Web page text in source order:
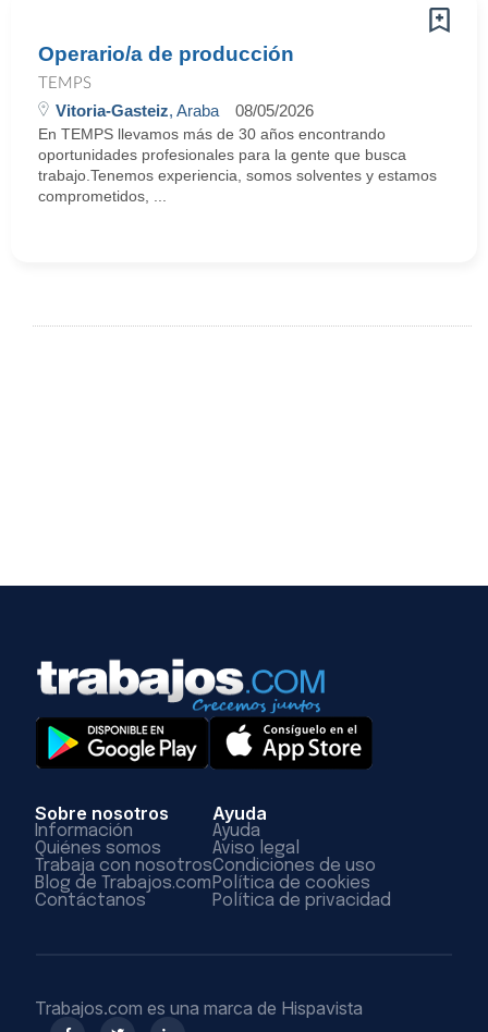
Operario/a de producción
TEMPS
Vitoria-Gasteiz, Araba 08/05/2026
En TEMPS llevamos más de 30 años encontrando
oportunidades profesionales para la gente que busca
trabajo.Tenemos experiencia, somos solventes y estamos
comprometidos, ...
Sobre nosotros
Información
Quiénes somos
Trabaja con nosotros
Blog de Trabajos.com
Contáctanos
Ayuda
Ayuda
Aviso legal
Condiciones de uso
Política de cookies
Política de privacidad
Trabajos.com es una marca de Hispavista